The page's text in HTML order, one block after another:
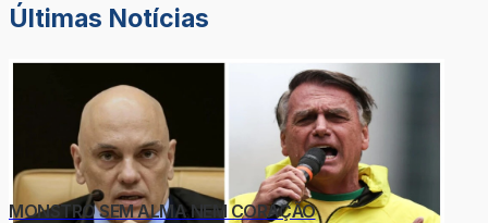
Últimas Notícias
MONSTRO SEM ALMA NEM CORAÇÃO